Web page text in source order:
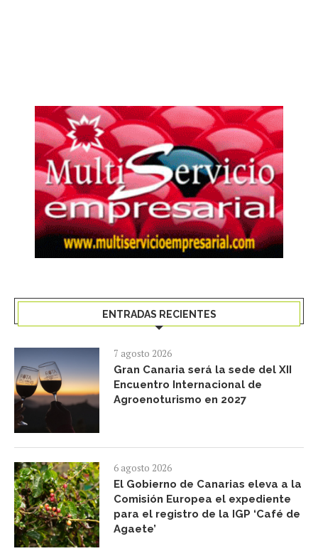
ENTRADAS RECIENTES
7 agosto 2026
Gran Canaria será la sede del XII
Encuentro Internacional de
Agroenoturismo en 2027
6 agosto 2026
El Gobierno de Canarias eleva a la
Comisión Europea el expediente
para el registro de la IGP ‘Café de
Agaete’